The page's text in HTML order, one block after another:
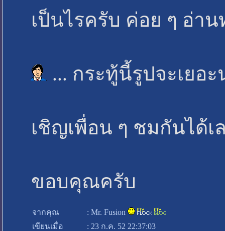
เป็นไรครับ ค่อย ๆ อ่า
... กระทู้นี้รูปจะเยอ
เชิญเพื่อน ๆ ชมกันได้เ
ขอบคุณครับ
จากคุณ : Mr. Fusion
เขียนเมื่อ
: 23 ก.ค. 52 22:37:03